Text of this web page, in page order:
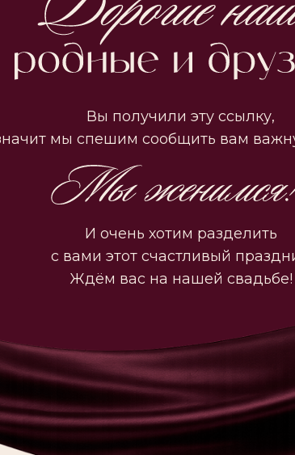
Вы получили эту ссылку,
мы спешим сообщить вам важную новость!
И очень хотим разделить
с вами этот счастливый праздник.
Ждём вас на нашей свадьбе!